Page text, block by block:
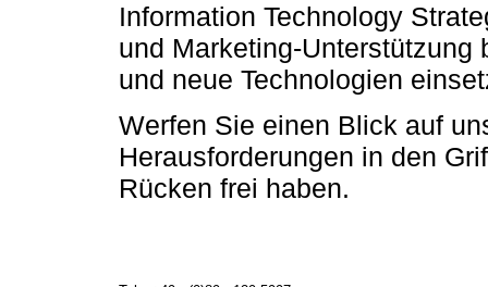
Information Technology
und Marketing-Unterstützung
und neue Technologien
Werfen Sie einen Blick auf
Herausforderungen in den
Rücken frei haben.